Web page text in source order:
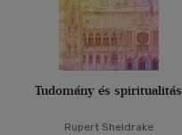
Tudomány és spiritualitás
Rupert Sheldrake